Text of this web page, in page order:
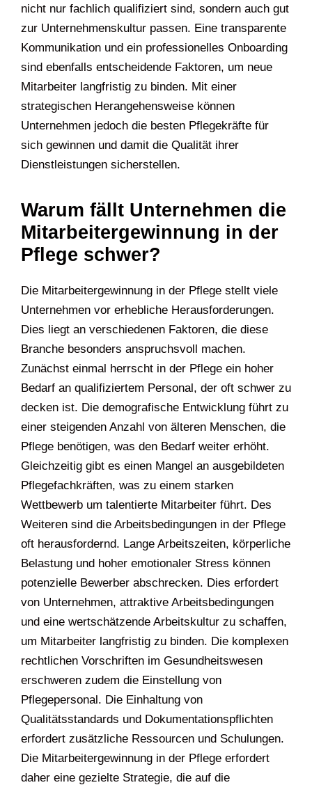
nicht nur fachlich qualifiziert sind, sondern auch gut
zur Unternehmenskultur passen. Eine transparente
Kommunikation und ein professionelles Onboarding
sind ebenfalls entscheidende Faktoren, um neue
Mitarbeiter langfristig zu binden. Mit einer
strategischen Herangehensweise können
Unternehmen jedoch die besten Pflegekräfte für
sich gewinnen und damit die Qualität ihrer
Dienstleistungen sicherstellen.
Warum fällt Unternehmen die
Mitarbeitergewinnung in der
Pflege schwer?
Die Mitarbeitergewinnung in der Pflege stellt viele
Unternehmen vor erhebliche Herausforderungen.
Dies liegt an verschiedenen Faktoren, die diese
Branche besonders anspruchsvoll machen.
Zunächst einmal herrscht in der Pflege ein hoher
Bedarf an qualifiziertem Personal, der oft schwer zu
decken ist. Die demografische Entwicklung führt zu
einer steigenden Anzahl von älteren Menschen, die
Pflege benötigen, was den Bedarf weiter erhöht.
Gleichzeitig gibt es einen Mangel an ausgebildeten
Pflegefachkräften, was zu einem starken
Wettbewerb um talentierte Mitarbeiter führt. Des
Weiteren sind die Arbeitsbedingungen in der Pflege
oft herausfordernd. Lange Arbeitszeiten, körperliche
Belastung und hoher emotionaler Stress können
potenzielle Bewerber abschrecken. Dies erfordert
von Unternehmen, attraktive Arbeitsbedingungen
und eine wertschätzende Arbeitskultur zu schaffen,
um Mitarbeiter langfristig zu binden. Die komplexen
rechtlichen Vorschriften im Gesundheitswesen
erschweren zudem die Einstellung von
Pflegepersonal. Die Einhaltung von
Qualitätsstandards und Dokumentationspflichten
erfordert zusätzliche Ressourcen und Schulungen.
Die Mitarbeitergewinnung in der Pflege erfordert
daher eine gezielte Strategie, die auf die